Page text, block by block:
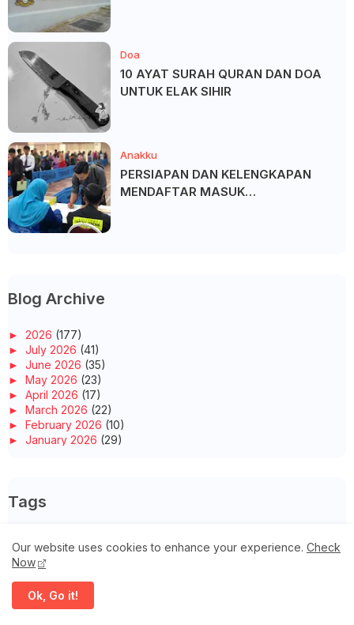
Doa
10 AYAT SURAH QURAN DAN DOA
UNTUK ELAK SIHIR
Anakku
PERSIAPAN DAN KELENGKAPAN
MENDAFTAR MASUK
Blog Archive
► 2026 (177)
► July 2026 (41)
► June 2026 (35)
► May 2026 (23)
► April 2026 (17)
► March 2026 (22)
► February 2026 (10)
► January 2026 (29)
►October 2025
September 2025
►July 2025(20)
►June 2025
April 2025
►
March 2025
(27)
Tags
Buffet Ramadhan FAMmediatrip Hotel/Resort
Ilmiah
JJCM
Our website uses cookies to enhance your experience. Check
Now
Ok, Go it!